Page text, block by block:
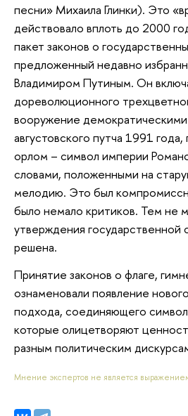
песни» Михаила Глинки). Это
действовало вплоть до 2000
пакет законов о
предложенный недавно
Владимиром Путиным. Он
дореволюционного
вооружение
августовского путча 1991 года,
орлом – символ империи
словами, положенными на
мелодию. Это был
было немало критиков. Тем не
утверждения государственной
решена.
Принятие законов о флаге,
ознаменовали появление
подхода, соединяющего
которые олицетворяют
разным политическим
Мнение экспертов не является